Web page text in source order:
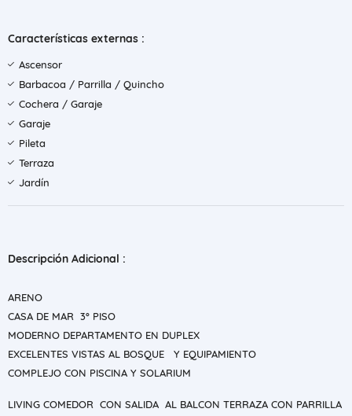
Características externas :
Ascensor
Barbacoa / Parrilla / Quincho
Cochera / Garaje
Garaje
Pileta
Terraza
Jardín
Descripción Adicional :
ARENO
CASA DE MAR 3° PISO
MODERNO DEPARTAMENTO EN DUPLEX
EXCELENTES VISTAS AL BOSQUE Y EQUIPAMIENTO
COMPLEJO CON PISCINA Y SOLARIUM
LIVING COMEDOR CON SALIDA AL BALCON TERRAZA CON PARRILLA